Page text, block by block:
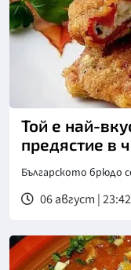
Той е най-
предястие в
Българското брюдо
06 август | 23:42